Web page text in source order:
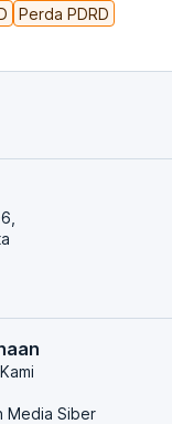
Perda PDRD
Media Siber